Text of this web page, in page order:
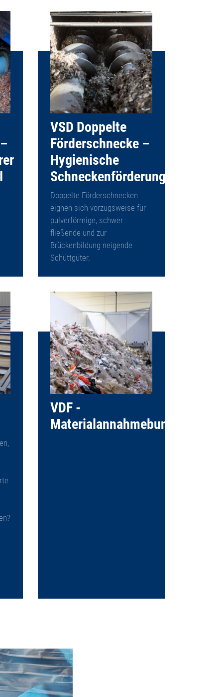
VSD Doppelte
Förderschnecke –
Hygienische
Schneckenförderung
Doppelte Förderschnecken
eignen sich vorzugsweise für
pulverförmige, schwer
fließende und zur
Brückenbildung neigende
Schüttgüter.
VDF -
Materialannahmebunker